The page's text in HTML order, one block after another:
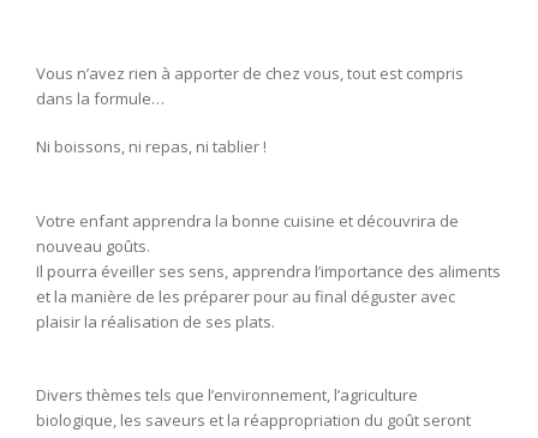
Vous n’avez rien à apporter de chez vous, tout est compris
dans la formule…
Ni boissons, ni repas, ni tablier !
Votre enfant apprendra la bonne cuisine et découvrira de
nouveau goûts.
Il pourra éveiller ses sens, apprendra l’importance des aliments
et la manière de les préparer pour au final déguster avec
plaisir la réalisation de ses plats.
Divers thèmes tels que l’environnement, l’agriculture
biologique, les saveurs et la réappropriation du goût seront